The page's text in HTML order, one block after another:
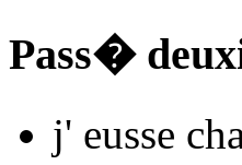
Pass�
j' eusse